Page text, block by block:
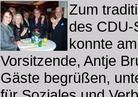
Zum
des CDU-
konnte
Vorsitzende, Antje
Gäste begrüßen,